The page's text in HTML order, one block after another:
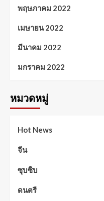
พฤษภาคม 2022
เมษายน 2022
มีนาคม 2022
มกราคม 2022
หมวดหมู่
Hot News
จีน
ซุบซิบ
ดนตรี